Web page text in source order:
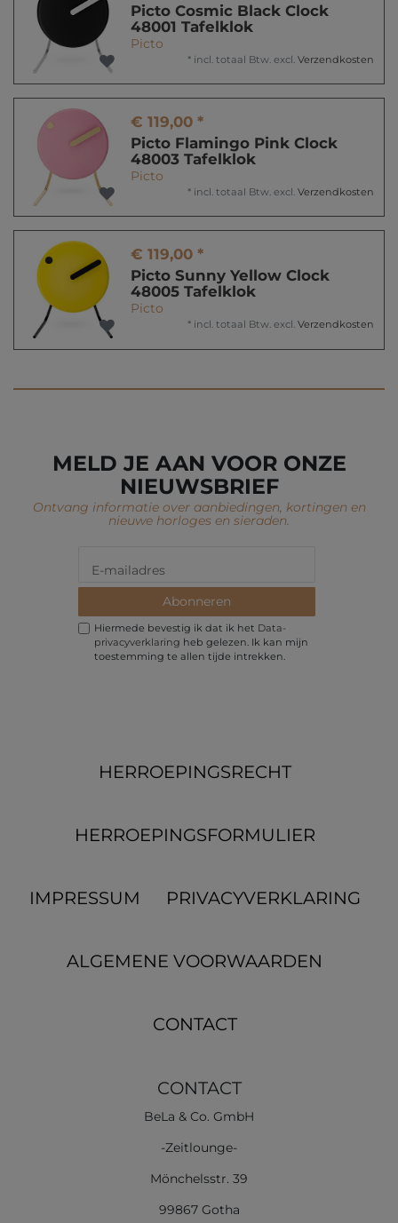
Picto Cosmic Black Clock
48001 Tafelklok
Picto
* incl. totaal Btw. excl. Verzendkosten
€ 119,00 *
Picto Flamingo Pink Clock
48003 Tafelklok
Picto
* incl. totaal Btw. excl. Verzendkosten
€ 119,00 *
Picto Sunny Yellow Clock
48005 Tafelklok
Picto
* incl. totaal Btw. excl. Verzendkosten
MELD JE AAN VOOR ONZE
NIEUWSBRIEF
Ontvang informatie over aanbiedingen, kortingen en
nieuwe horloges en sieraden.
Abonneren
Hiermede bevestig ik dat ik het Data­
privacy­verklaring heb gelezen. Ik kan mijn
toestemming te allen tijde intrekken.
HERROEPINGS­RECHT
HERROEPINGS­FORMULIER
IMPRESSUM PRIVACYVERKLARING
ALGEMENE VOORWAARDEN
CONTACT
CONTACT
BeLa & Co. GmbH
-Zeitlounge-
Mönchelsstr. 39
99867 Gotha